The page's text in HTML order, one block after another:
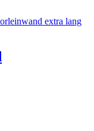
extra lang